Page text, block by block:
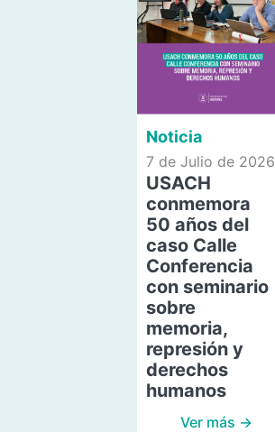
Noticia
7 de Julio de 2026
USACH
conmemora
50 años del
caso Calle
Conferencia
con seminario
sobre
memoria,
represión y
derechos
humanos
Ver más →